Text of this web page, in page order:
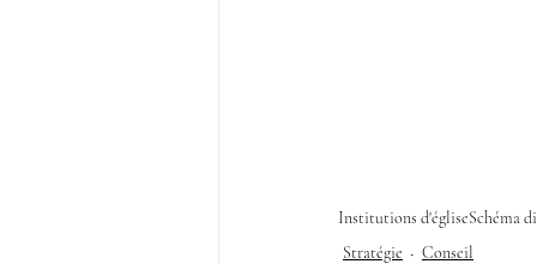
Institutions d'égliseSchéma
Stratégie
Conseil